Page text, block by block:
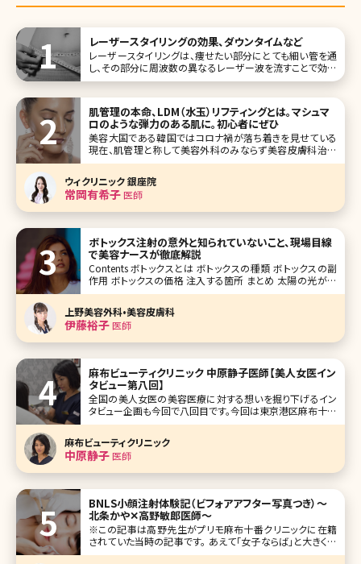
レーザースタイリングの効果、ダウンタイムなど
レーザースタイリングは、痩せたい部分にとても細い管を通
し、その部分に周波数の異なるレーザー波を流すことで効率
的に痩せることができる脂肪溶解施術です。 私たちの体の中
いるのが脂肪細胞です。
肌管理の本命、LDM（水玉）リフティングとは。マシュマ
ロのような弾力のある肌に。初心者にぜひ
美容大国である韓国ではコロナ禍が落ち着きを見せている
現在、肌管理と称して美容外科のみならず美容皮膚科治療
が20代女性を中心にとても人気になっています。韓国は美
容クリニックに最新の機械が数多くあるというだけでなく、価
格が日本と比べてかなり手頃であり、旅行も兼ねて美容クリ
ニックを訪れる方が増加しているそ
ウィクリニック 銀座院
常岡有希子医師
ボトックス注射の意外と知られていないこと、現場目線
で美容ナースが徹底解説
Contents ボトックスとは ボトックスの種類 ボトックスの副
作用 ボトックスの価格 注入する箇所 まとめ 太陽の光が眩
しかったり、体をどこかにぶつけて痛みがある時に出てくる
眉間のシワは年代問わず起こり得ます。ただ、そのシワは年
齢を重ねれば重ねるほどに残って
上野美容外科•美容皮膚科
伊藤裕子医師
麻布ビューティクリニック 中原静子医師【美人女医イン
タビュー第八回】
全国の美人女医の美容医療に対する想いを掘り下げるイン
タビュー企画も今回で八回目です。今回は東京港区麻布十番
にある麻布ビューティクリニックの中原静子先生です。麻布
アルロン酸等の「注入治療専門」クリニックです。中原先生ご
自身のことはもちろん、クリ
麻布ビューティクリニック
中原静子医師
BNLS小顔注射体験記（ビフォアアフター写真つき）〜
北条かや✕高野敏郎医師〜
※この記事は高野先生がプリモ麻布十番クリニックに在籍
されていた当時の記事です。 あえて「女子ならば」と大きく出
てみるが、女子ならば誰しも「小顔」に憧れた経験があるので